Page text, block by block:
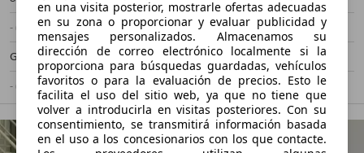
- (Propietarios)
Automático
Gasolina
- (l/100 km)
- (g/km)
-/-
en una visita posterior, mostrarle ofertas adecuadas
en su zona o proporcionar y evaluar publicidad y
mensajes personalizados. Almacenamos su
dirección de correo electrónico localmente si la
proporciona para búsquedas guardadas, vehículos
favoritos o para la evaluación de precios. Esto le
facilita el uso del sitio web, ya que no tiene que
volver a introducirla en visitas posteriores. Con su
consentimiento, se transmitirá información basada
en el uso a los concesionarios con los que contacte.